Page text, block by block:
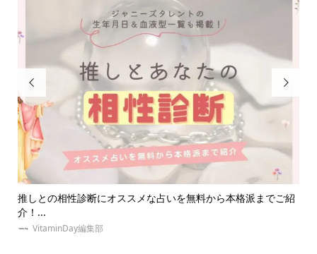

【体験談あり】推しダイエットを成功させる！オタク必見なダ
イエ...
VitaminDay編集部
